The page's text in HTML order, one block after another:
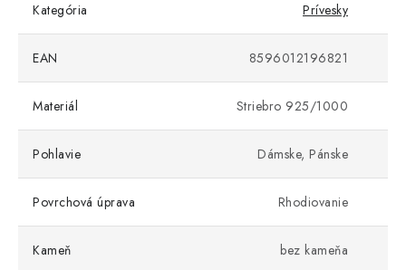
Kategória Prívesky
EAN 8596012196821
Materiál Striebro 925/1000
Pohlavie Dámske, Pánske
Povrchová úprava Rhodiovanie
Kameň bez kameňa